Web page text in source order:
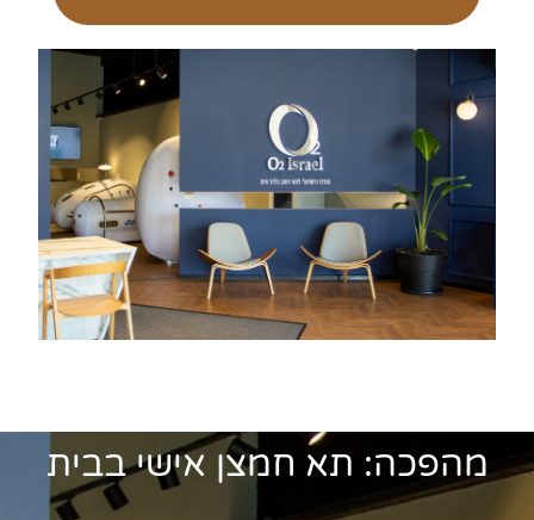
מהפכה: תא חמצן אישי בבית